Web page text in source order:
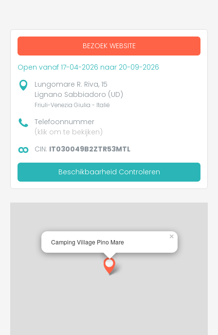
BEZOEK WEBSITE
Open vanaf 17-04-2026 naar 20-09-2026
Lungomare R. Riva, 15
Lignano Sabbiadoro (UD)
Friuli-Venezia Giulia - Italië
Telefoonnummer
(klik om te bekijken)
CIN: IT030049B2ZTR53MTL
Beschikbaarheid Controleren
Camping Village Pino Mare
×